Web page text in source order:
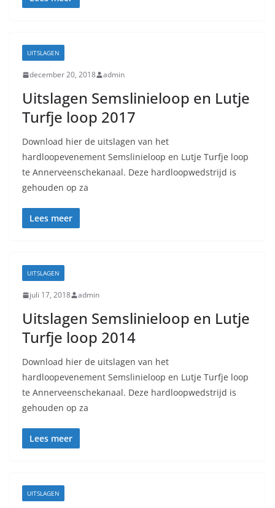
UITSLAGEN
december 20, 2018 admin
Uitslagen Semslinieloop en Lutje
Turfje loop 2017
Download hier de uitslagen van het
hardloopevenement Semslinieloop en Lutje Turfje loop
te Annerveenschekanaal. Deze hardloopwedstrijd is
gehouden op za
Lees meer
UITSLAGEN
juli 17, 2018 admin
Uitslagen Semslinieloop en Lutje
Turfje loop 2014
Download hier de uitslagen van het
hardloopevenement Semslinieloop en Lutje Turfje loop
te Annerveenschekanaal. Deze hardloopwedstrijd is
gehouden op za
Lees meer
UITSLAGEN